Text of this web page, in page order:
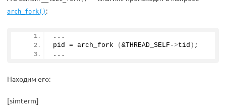
arch_fork() :
...
pid = arch_fork ( &THREAD_SELF->tid ) ;
...
Находим его:
[simterm]